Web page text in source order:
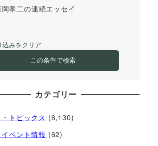
孝二の連続エッセイ
込みをクリア
この条件で検索
カテゴリー
トピックス (6,130)
ベント情報 (62)